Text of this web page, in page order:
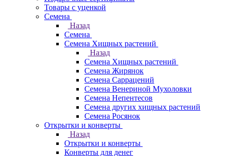
Товары с уценкой
Семена
Назад
Семена
Семена Хищных растений
Назад
Семена Хищных растений
Семена Жирянок
Семена Саррацений
Семена Венериной Мухоловки
Семена Непентесов
Семена других хищных растений
Семена Росянок
Открытки и конверты
Назад
Открытки и конверты
Конверты для денег